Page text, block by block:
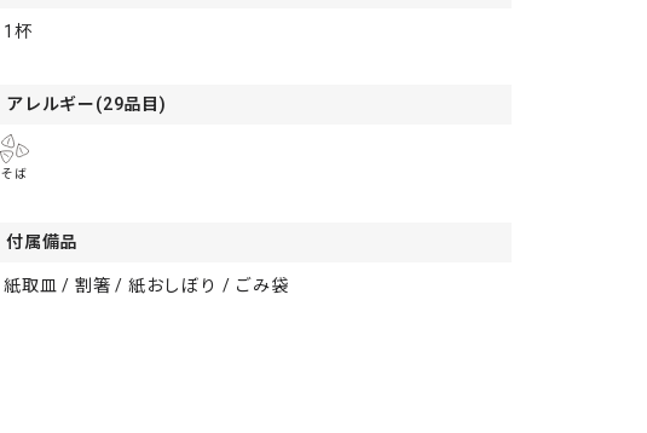
1杯
アレルギー(29品目)
そば
付属備品
紙取皿 / 割箸 / 紙おしぼり / ごみ袋